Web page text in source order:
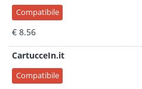
Compatibile
€ 8.56
CartucceIn.it
Compatibile